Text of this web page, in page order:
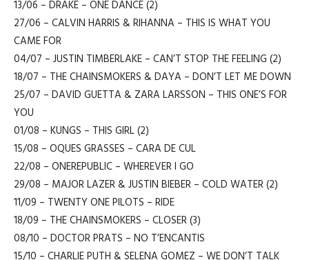
13/06 – DRAKE – ONE DANCE (2)
27/06 – CALVIN HARRIS & RIHANNA – THIS IS WHAT YOU
CAME FOR
04/07 – JUSTIN TIMBERLAKE – CAN’T STOP THE FEELING (2)
18/07 – THE CHAINSMOKERS & DAYA – DON’T LET ME DOWN
25/07 – DAVID GUETTA & ZARA LARSSON – THIS ONE’S FOR
YOU
01/08 – KUNGS – THIS GIRL (2)
15/08 – OQUES GRASSES – CARA DE CUL
22/08 – ONEREPUBLIC – WHEREVER I GO
29/08 – MAJOR LAZER & JUSTIN BIEBER – COLD WATER (2)
11/09 – TWENTY ONE PILOTS – RIDE
18/09 – THE CHAINSMOKERS – CLOSER (3)
08/10 – DOCTOR PRATS – NO T’ENCANTIS
15/10 – CHARLIE PUTH & SELENA GOMEZ – WE DON’T TALK